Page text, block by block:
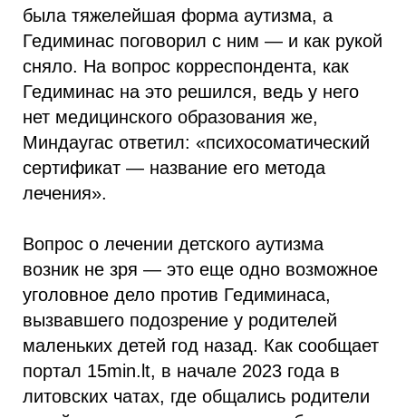
была тяжелейшая форма аутизма, а
Гедиминас поговорил с ним — и как рукой
сняло. На вопрос корреспондента, как
Гедиминас на это решился, ведь у него
нет медицинского образования же,
Миндаугас ответил: «психосоматический
сертификат — название его метода
лечения».
Вопрос о лечении детского аутизма
возник не зря — это еще одно возможное
уголовное дело против Гедиминаса,
вызвавшего подозрение у родителей
маленьких детей год назад. Как сообщает
портал 15min.lt, в начале 2023 года в
литовских чатах, где общались родители